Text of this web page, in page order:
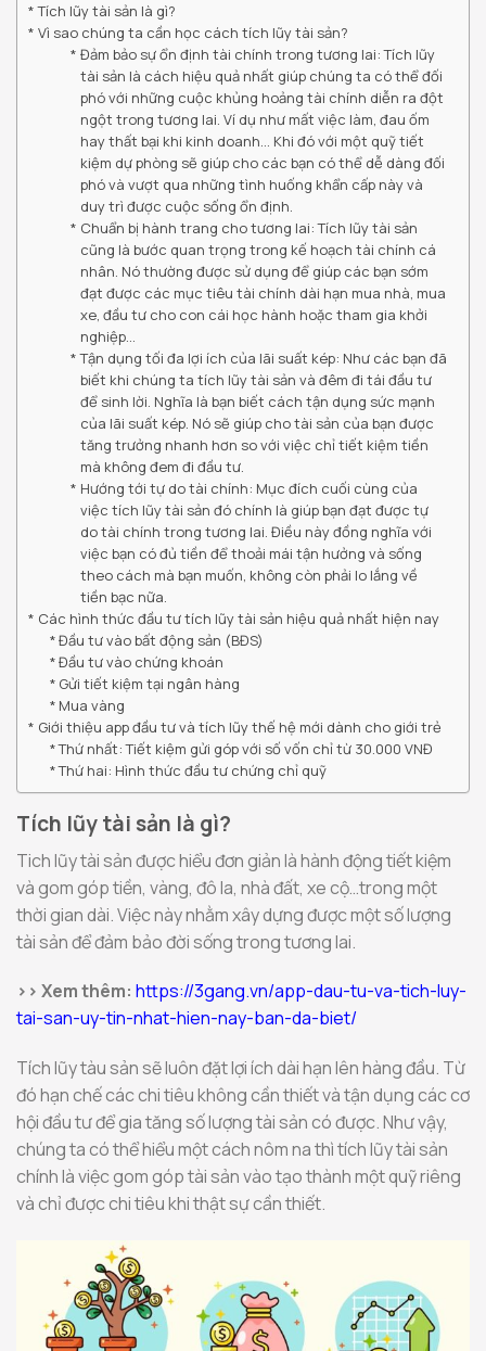
Tích lũy tài sản là gì?
Vì sao chúng ta cần học cách tích lũy tài sản?
Đảm bảo sự ổn định tài chính trong tương lai: Tích lũy
tài sản là cách hiệu quả nhất giúp chúng ta có thể đối
phó với những cuộc khủng hoảng tài chính diễn ra đột
ngột trong tương lai. Ví dụ như mất việc làm, đau ốm
hay thất bại khi kinh doanh… Khi đó với một quỹ tiết
kiệm dự phòng sẽ giúp cho các bạn có thể dễ dàng đối
phó và vượt qua những tình huống khẩn cấp này và
duy trì được cuộc sống ổn định.
Chuẩn bị hành trang cho tương lai: Tích lũy tài sản
cũng là bước quan trọng trong kế hoạch tài chính cá
nhân. Nó thường được sử dụng để giúp các bạn sớm
đạt được các mục tiêu tài chính dài hạn mua nhà, mua
xe, đầu tư cho con cái học hành hoặc tham gia khởi
nghiệp…
Tận dụng tối đa lợi ích của lãi suất kép: Như các bạn đã
biết khi chúng ta tích lũy tài sản và đêm đi tái đầu tư
để sinh lời. Nghĩa là bạn biết cách tận dụng sức mạnh
của lãi suất kép. Nó sẽ giúp cho tài sản của bạn được
tăng trưởng nhanh hơn so với việc chỉ tiết kiệm tiền
mà không đem đi đầu tư.
Hướng tới tự do tài chính: Mục đích cuối cùng của
việc tích lũy tài sản đó chính là giúp bạn đạt được tự
do tài chính trong tương lai. Điều này đồng nghĩa với
việc bạn có đủ tiền để thoải mái tận hưởng và sống
theo cách mà bạn muốn, không còn phải lo lắng về
tiền bạc nữa.
Các hình thức đầu tư tích lũy tài sản hiệu quả nhất hiện nay
Đầu tư vào bất động sản (BĐS)
Đầu tư vào chứng khoán
Gửi tiết kiệm tại ngân hàng
Mua vàng
Giới thiệu app đầu tư và tích lũy thế hệ mới dành cho giới trẻ
Thứ nhất: Tiết kiệm gửi góp với số vốn chỉ từ 30.000 VNĐ
Thứ hai: Hình thức đầu tư chứng chỉ quỹ
Tích lũy tài sản là gì?
Tich lũy tài sản được hiểu đơn giản là hành động tiết kiệm
và gom góp tiền, vàng, đô la, nhà đất, xe cộ…trong một
thời gian dài. Việc này nhằm xây dựng được một số lượng
tài sản để đảm bảo đời sống trong tương lai.
>> Xem thêm: https://3gang.vn/app-dau-tu-va-tich-luy-
tai-san-uy-tin-nhat-hien-nay-ban-da-biet/
Tích lũy tàu sản sẽ luôn đặt lợi ích dài hạn lên hàng đầu. Từ
đó hạn chế các chi tiêu không cần thiết và tận dụng các cơ
hội đầu tư để gia tăng số lượng tài sản có được. Như vậy,
chúng ta có thể hiểu một cách nôm na thì tích lũy tài sản
chính là việc gom góp tài sản vào tạo thành một quỹ riêng
và chỉ được chi tiêu khi thật sự cần thiết.